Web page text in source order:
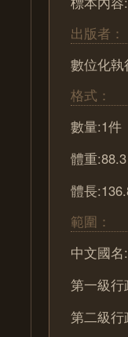
出版者：
數位化
格式：
數量:1件
體重
體長
範圍：
中文國名
第一級
第二級